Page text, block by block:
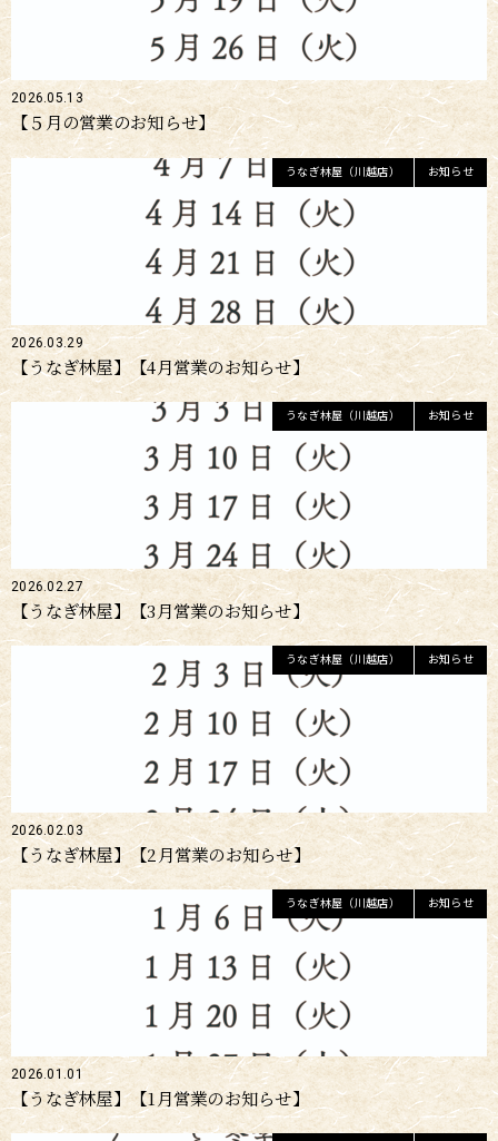
2026.05.13
【５月の営業のお知らせ】
うなぎ林屋（川越店） お知らせ
2026.03.29
【うなぎ林屋】【4月営業のお知らせ】
うなぎ林屋（川越店） お知らせ
2026.02.27
【うなぎ林屋】【3月営業のお知らせ】
うなぎ林屋（川越店） お知らせ
2026.02.03
【うなぎ林屋】【2月営業のお知らせ】
うなぎ林屋（川越店） お知らせ
2026.01.01
【うなぎ林屋】【1月営業のお知らせ】